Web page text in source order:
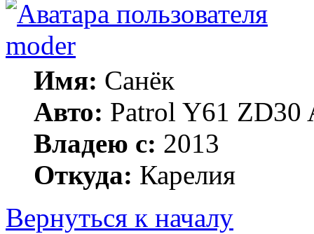
moder
Имя: Санёк
Авто: Patrol Y61 ZD30
Владею с: 2013
Откуда: Карелия
Вернуться к началу